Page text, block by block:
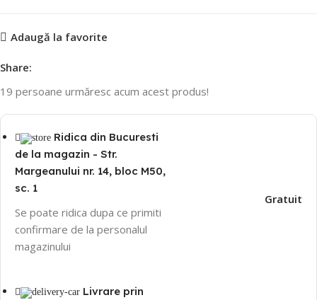
Adaugă la favorite
Share:
19 persoane urmăresc acum acest produs!
Ridica din Bucuresti
de la magazin - Str.
Margeanului nr. 14, bloc M50,
sc. 1
Se poate ridica dupa ce primiti
confirmare de la personalul
magazinului
Gratuit
Livrare prin